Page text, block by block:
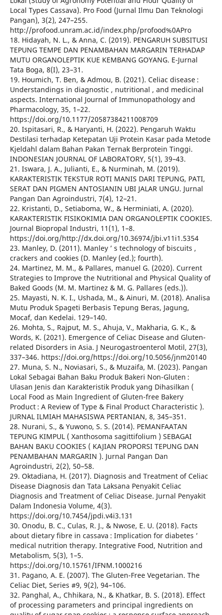
Local Types Cassava). Pro Food (Jurnal Ilmu Dan Teknologi
Pangan), 3(2), 247–255.
http://profood.unram.ac.id/index.php/profood%0APro
18. Hidayah, N. L., & Anna, C. (2019). PENGARUH SUBSITUSI
TEPUNG TEMPE DAN PENAMBAHAN MARGARIN TERHADAP
MUTU ORGANOLEPTIK KUE KEMBANG GOYANG. E-Jurnal
Tata Boga, 8(I), 23–31.
19. Houmich, T. Ben, & Admou, B. (2021). Celiac disease :
Understandings in diagnostic , nutritional , and medicinal
aspects. International Journal of Immunopathology and
Pharmacology, 35, 1–22.
https://doi.org/10.1177/20587384211008709
20. Ispitasari, R., & Haryanti, H. (2022). Pengaruh Waktu
Destilasi terhadap Ketepatan Uji Protein Kasar pada Metode
Kjeldahl dalam Bahan Pakan Ternak Berprotein Tinggi.
INDONESIAN JOURNAL OF LABORATORY, 5(1), 39–43.
21. Iswara, J. A., Julianti, E., & Nurminah, M. (2019).
KARAKTERISTIK TEKSTUR ROTI MANIS DARI TEPUNG, PATI,
SERAT DAN PIGMEN ANTOSIANIN UBI JALAR UNGU. Jurnal
Pangan Dan Agroindustri, 7(4), 12–21.
22. Kristanti, D., Setiaboma, W., & Herminiati, A. (2020).
KARAKTERISTIK FISIKOKIMIA DAN ORGANOLEPTIK COOKIES.
Journal Biopropal Industri, 11(1), 1–8.
https://doi.org/http://dx.doi.org/10.36974/jbi.v11i1.5354
23. Manley, D. (2011). Manley ’ s technology of biscuits ,
crackers and cookies (D. Manley (ed.); fourth).
24. Martinez, M. M., & Pallares, manuel G. (2020). Current
Strategies to Improve the Nutritional and Physical Quality of
Baked Goods (M. M. Martinez & M. G. Pallares (eds.)).
25. Mayasti, N. K. I., Ushada, M., & Ainuri, M. (2018). Analisa
Mutu Produk Spageti Berbasis Tepung Beras, Jagung,
Mocaf, dan Kedelai. 129–140.
26. Mohta, S., Rajput, M. S., Ahuja, V., Makharia, G. K., &
Words, K. (2021). Emergence of Celiac Disease and Gluten-
related Disorders in Asia. J Neurogastroenterol Motil, 27(3),
337–346. https://doi.org/https://doi.org/10.5056/jnm20140
27. Muna, S. N., Noviasari, S., & Muzaifa, M. (2023). Pangan
Lokal Sebagai Bahan Baku Produk Bakeri Non-Gluten :
Ulasan Jenis dan Karakteristik Produk yang Dihasilkan (
Local Food as Main Ingredient of Gluten-free Bakery
Product : A Review of Type & Final Product Characteristic ).
JURNAL ILMIAH MAHASISWA PERTANIAN, 8, 345–351.
28. Nurani, S., & Yuwono, S. S. (2014). PEMANFAATAN
TEPUNG KIMPUL ( Xanthosoma sagittifolium ) SEBAGAI
BAHAN BAKU COOKIES ( KAJIAN PROPORSI TEPUNG DAN
PENAMBAHAN MARGARIN ). Jurnal Pangan Dan
Agroindustri, 2(2), 50–58.
29. Oktadiana, H. (2017). Diagnosis and Treatment of Celiac
Disease Diagnosis dan Tata Laksana Penyakit Celiac
Diagnosis and Treatment of Celiac Disease. Jurnal Penyakit
Dalam Indonesia Volume, 4(3).
https://doi.org/10.7454/jpdi.v4i3.131
30. Onodu, B. C., Culas, R. J., & Nwose, E. U. (2018). Facts
about dietary fibre in cassava : Implication for diabetes ’
medical nutrition therapy. Integrative Food, Nutrition and
Metabolism, 5(3), 1–5.
https://doi.org/10.15761/IFNM.1000216
31. Pagano, A. E. (2007). The Gluten-Free Vegetarian. The
Celiac Diet, Series #9, 9(2), 94–106.
32. Panghal, A., Chhikara, N., & Khatkar, B. S. (2018). Effect
of processing parameters and principal ingredients on